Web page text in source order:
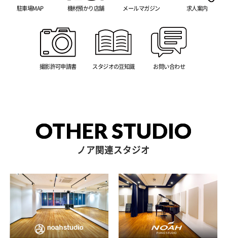
駐車場MAP 機材預かり店舗 メールマガジン 求人案内
撮影許可申請書 スタジオの豆知識 お問い合わせ
OTHER STUDIO
ノア関連スタジオ